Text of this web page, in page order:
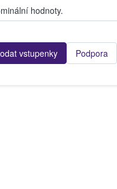
hodnoty.
vstupenky Podpora